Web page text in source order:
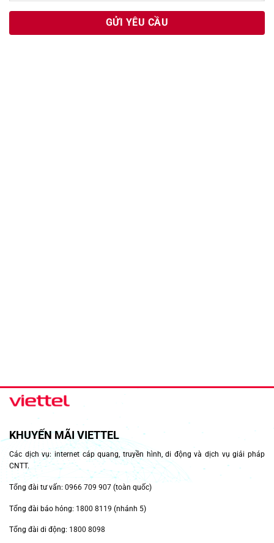
KHUYẾN MÃI VIETTEL
Các dịch vụ: internet cáp quang, truyền hình, di động và dịch vụ giải pháp
CNTT.
Tổng đài tư vấn: 0966 709 907 (toàn quốc)
Tổng đài báo hỏng: 1800 8119 (nhánh 5)
Tổng đài di động: 1800 8098